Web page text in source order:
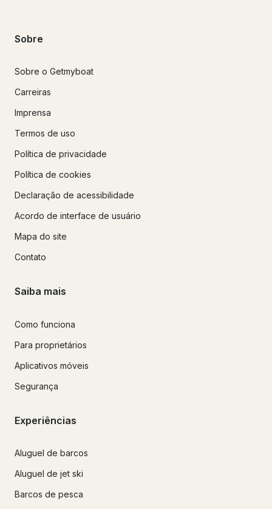
Sobre
Sobre o Getmyboat
Carreiras
Imprensa
Termos de uso
Política de privacidade
Política de cookies
Declaração de acessibilidade
Acordo de interface de usuário
Mapa do site
Contato
Saiba mais
Como funciona
Para proprietários
Aplicativos móveis
Segurança
Experiências
Aluguel de barcos
Aluguel de jet ski
Barcos de pesca